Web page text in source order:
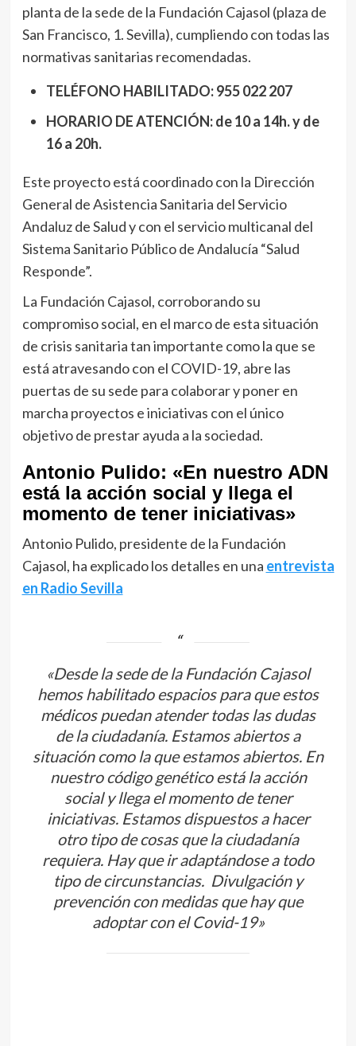
planta de la sede de la Fundación Cajasol (plaza de
San Francisco, 1. Sevilla), cumpliendo con todas las
normativas sanitarias recomendadas.
TELÉFONO HABILITADO: 955 022 207
HORARIO DE ATENCIÓN: de 10 a 14h. y de
16 a 20h.
Este proyecto está coordinado con la Dirección
General de Asistencia Sanitaria del Servicio
Andaluz de Salud y con el servicio multicanal del
Sistema Sanitario Público de Andalucía “Salud
Responde”.
La Fundación Cajasol, corroborando su
compromiso social, en el marco de esta situación
de crisis sanitaria tan importante como la que se
está atravesando con el COVID-19, abre las
puertas de su sede para colaborar y poner en
marcha proyectos e iniciativas con el único
objetivo de prestar ayuda a la sociedad.
Antonio Pulido: «En nuestro ADN
está la acción social y llega el
momento de tener iniciativas»
Antonio Pulido, presidente de la Fundación
Cajasol, ha explicado los detalles en una entrevista
en Radio Sevilla
«Desde la sede de la Fundación Cajasol
hemos habilitado espacios para que estos
médicos puedan atender todas las dudas
de la ciudadanía. Estamos abiertos a
situación como la que estamos abiertos. En
nuestro código genético está la acción
social y llega el momento de tener
iniciativas. Estamos dispuestos a hacer
otro tipo de cosas que la ciudadanía
requiera. Hay que ir adaptándose a todo
tipo de circunstancias. Divulgación y
prevención con medidas que hay que
adoptar con el Covid-19»